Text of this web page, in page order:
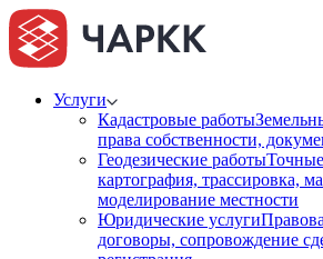
Услуги
Кадастровые работы
права собственности,
Геодезические работы
картография, трассировка,
моделирование местности
Юридические услуги
договоры, сопровождение